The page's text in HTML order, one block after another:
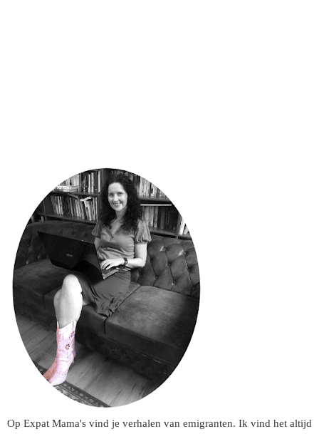
Op Expat Mama's vind je verhalen van emigranten. Ik vind het altijd